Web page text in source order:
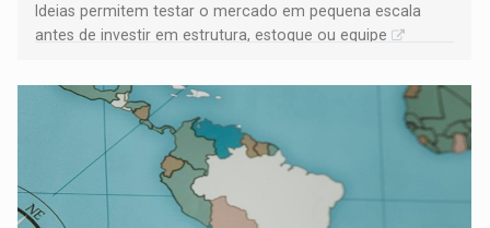
Ideias permitem testar o mercado em pequena escala
antes de investir em estrutura, estoque ou equipe